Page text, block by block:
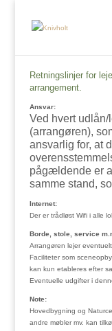
Retningslinjer for
arrangement.
Ansvar:
Ved hvert
(arrangøren),
ansvarlig for, at
pågældende er
samme stand,
Internet:
Der er trådløst Wifi i alle
Borde, stole, service
Arrangøren lejer
Faciliteter som
kan kun etableres efter
Eventuelle udgifter i
Note:
Hovedbygning og
andre møbler mv. kan